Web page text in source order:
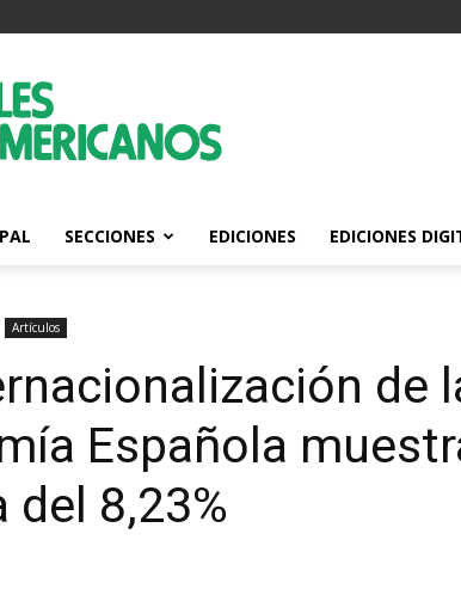
SECCIONES EDICIONES EDICIONES
Artículos
de
Española
del 8,23%